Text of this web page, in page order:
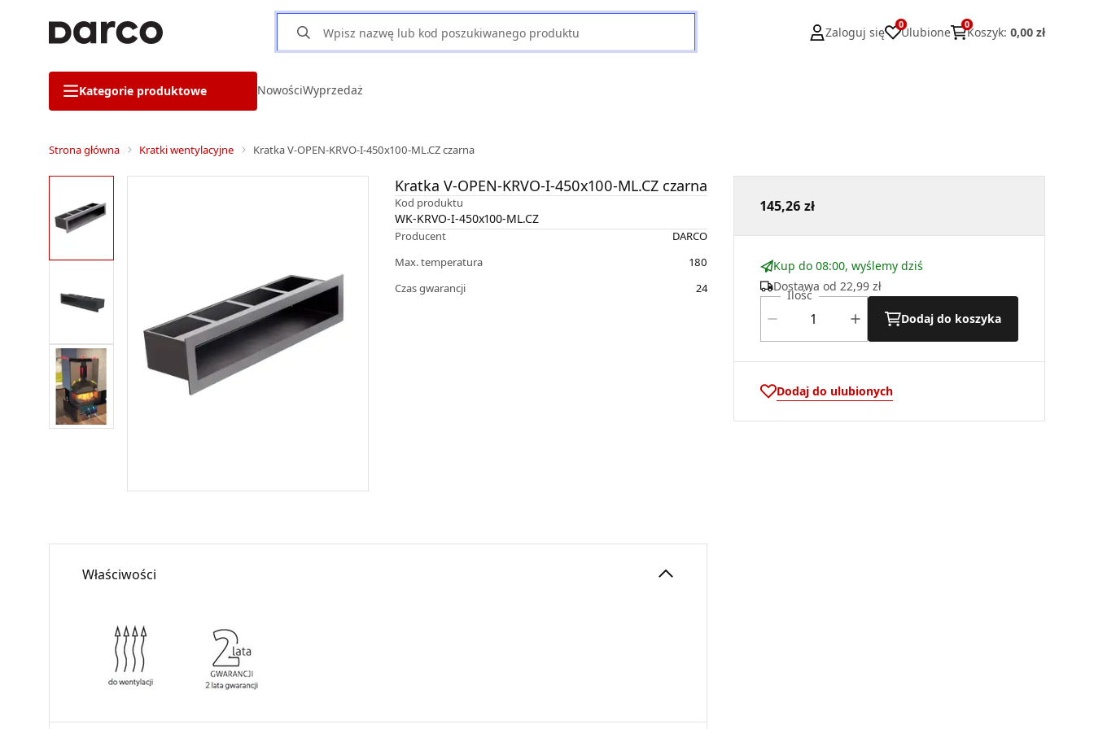
Zaloguj się
0
Ulubione
0
Koszyk: 0,00 zł
Kategorie produktowe NowościWyprzedaż
Strona główna Kratki wentylacyjne Kratka V-OPEN-KRVO-I-450x100-ML.CZ czarna
Kratka V-OPEN-KRVO-I-450x100-ML.CZ czarna
Kod produktu
WK-KRVO-I-450x100-ML.CZ
Producent
DARCO
Max. temperatura
180
Czas gwarancji
24
145,26 zł
Kup do 08:00, wyślemy dziś
Dostawa od 22,99 zł
Ilość
Dodaj do koszyka
Dodaj do ulubionych
Właściwości